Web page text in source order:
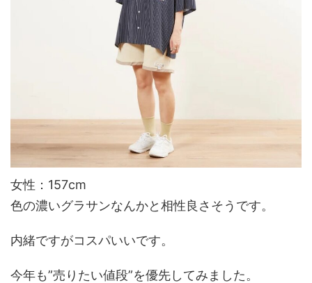
女性：157cm
色の濃いグラサンなんかと相性良さそうです。
内緒ですがコスパいいです。
今年も”売りたい値段”を優先してみました。